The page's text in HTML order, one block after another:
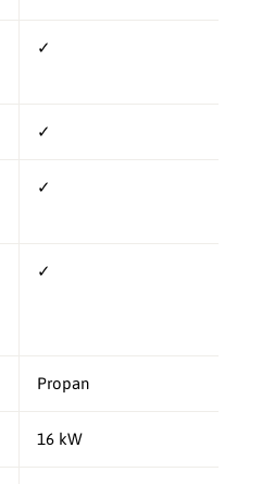
✓
✓
✓
✓
Propan
16 kW